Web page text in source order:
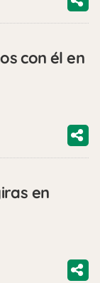
con él en
en